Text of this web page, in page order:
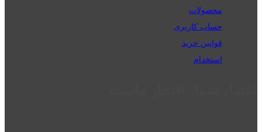
محصولات
حساب کاربری
قوانین خرید
استخدام